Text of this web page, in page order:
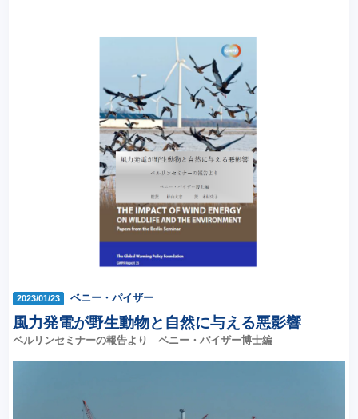
2023/01/23 ベニー・パイザー
風力発電が野生動物と自然に与える悪影響
ベルリンセミナーの報告より ベニー・パイザー博士編